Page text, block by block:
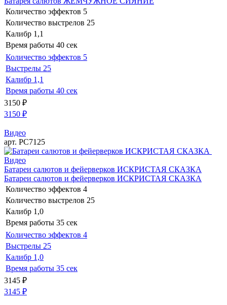
Количество эффектов 5
Количество выстрелов 25
Калибр 1,1
Время работы 40 сек
Количество эффектов 5
Выстрелы 25
Калибр 1,1
Время работы 40 сек
3150 ₽
3150 ₽
Видео
арт. РС7125
Видео
Батареи салютов и фейерверков ИСКРИСТАЯ СКАЗКА
Батареи салютов и фейерверков ИСКРИСТАЯ СКАЗКА
Количество эффектов 4
Количество выстрелов 25
Калибр 1,0
Время работы 35 сек
Количество эффектов 4
Выстрелы 25
Калибр 1,0
Время работы 35 сек
3145 ₽
3145 ₽